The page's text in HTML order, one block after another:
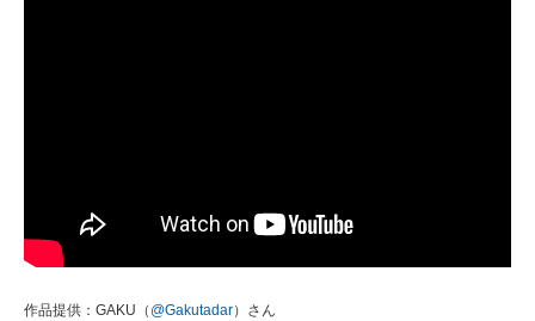
作品提供：GAKU（ @Gakutadar）さん